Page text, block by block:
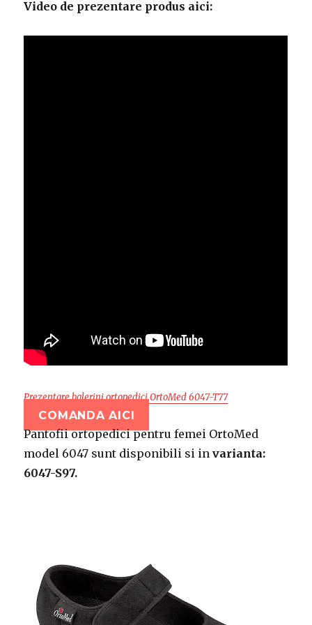
Video de prezentare produs aici:
Prezentare balerini ortopedici OrtoMed 6047-T77
COMANDA AICI
Pantofii ortopedici pentru femei OrtoMed
model 6047 sunt disponibili si invarianta:
6047-S97.